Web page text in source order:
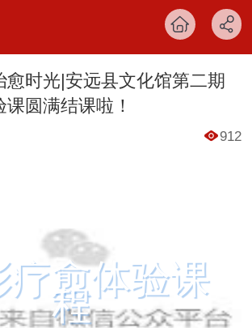
愈时光|安远县文化馆第二期
圆满结课啦！
912
疗愈体验课
程